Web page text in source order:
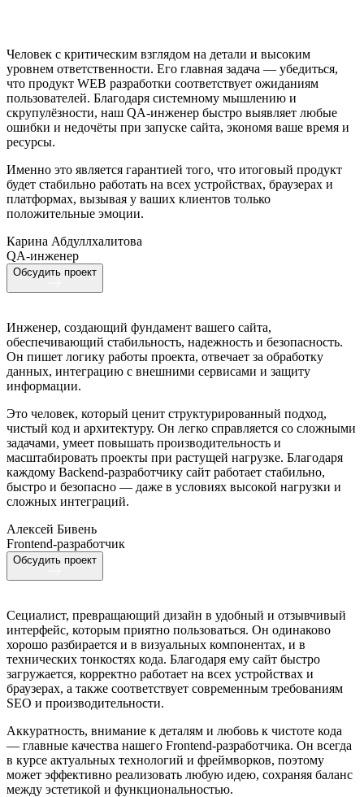
Человек с критическим взглядом на детали и высоким
уровнем ответственности. Его главная задача — убедиться,
что продукт WEB разработки соответствует ожиданиям
пользователей. Благодаря системному мышлению и
скрупулёзности, наш QA-инженер быстро выявляет любые
ошибки и недочёты при запуске сайта, экономя ваше время и
ресурсы.
Именно это является гарантией того, что итоговый продукт
будет стабильно работать на всех устройствах, браузерах и
платформах, вызывая у ваших клиентов только
положительные эмоции.
Карина Абдуллхалитова
QA-инженер
Обсудить проект
Инженер, создающий фундамент вашего сайта,
обеспечивающий стабильность, надежность и безопасность.
Он пишет логику работы проекта, отвечает за обработку
данных, интеграцию с внешними сервисами и защиту
информации.
Это человек, который ценит структурированный подход,
чистый код и архитектуру. Он легко справляется со сложными
задачами, умеет повышать производительность и
масштабировать проекты при растущей нагрузке. Благодаря
каждому Backend-разработчику сайт работает стабильно,
быстро и безопасно — даже в условиях высокой нагрузки и
сложных интеграций.
Алексей Бивень
Frontend-разработчик
Обсудить проект
Сециалист, превращающий дизайн в удобный и отзывчивый
интерфейс, которым приятно пользоваться. Он одинаково
хорошо разбирается и в визуальных компонентах, и в
технических тонкостях кода. Благодаря ему сайт быстро
загружается, корректно работает на всех устройствах и
браузерах, а также соответствует современным требованиям
SEO и производительности.
Аккуратность, внимание к деталям и любовь к чистоте кода
— главные качества нашего Frontend-разработчика. Он всегда
в курсе актуальных технологий и фреймворков, поэтому
может эффективно реализовать любую идею, сохраняя баланс
между эстетикой и функциональностью.